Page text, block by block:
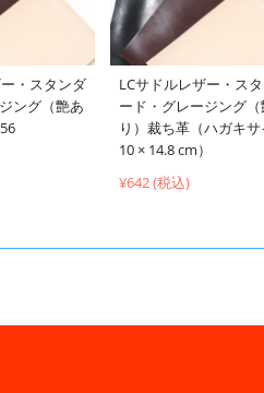
・スタンダ
ング（艶あ
LCサドルレザー・ス
ード・グレージング（
り）裁ち革（ハガキ
10 × 14.8 cm）
¥642 (税込)